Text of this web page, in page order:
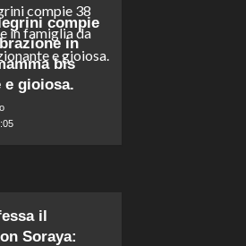
compie
in
bis
e gioiosa.
il
Soraya: